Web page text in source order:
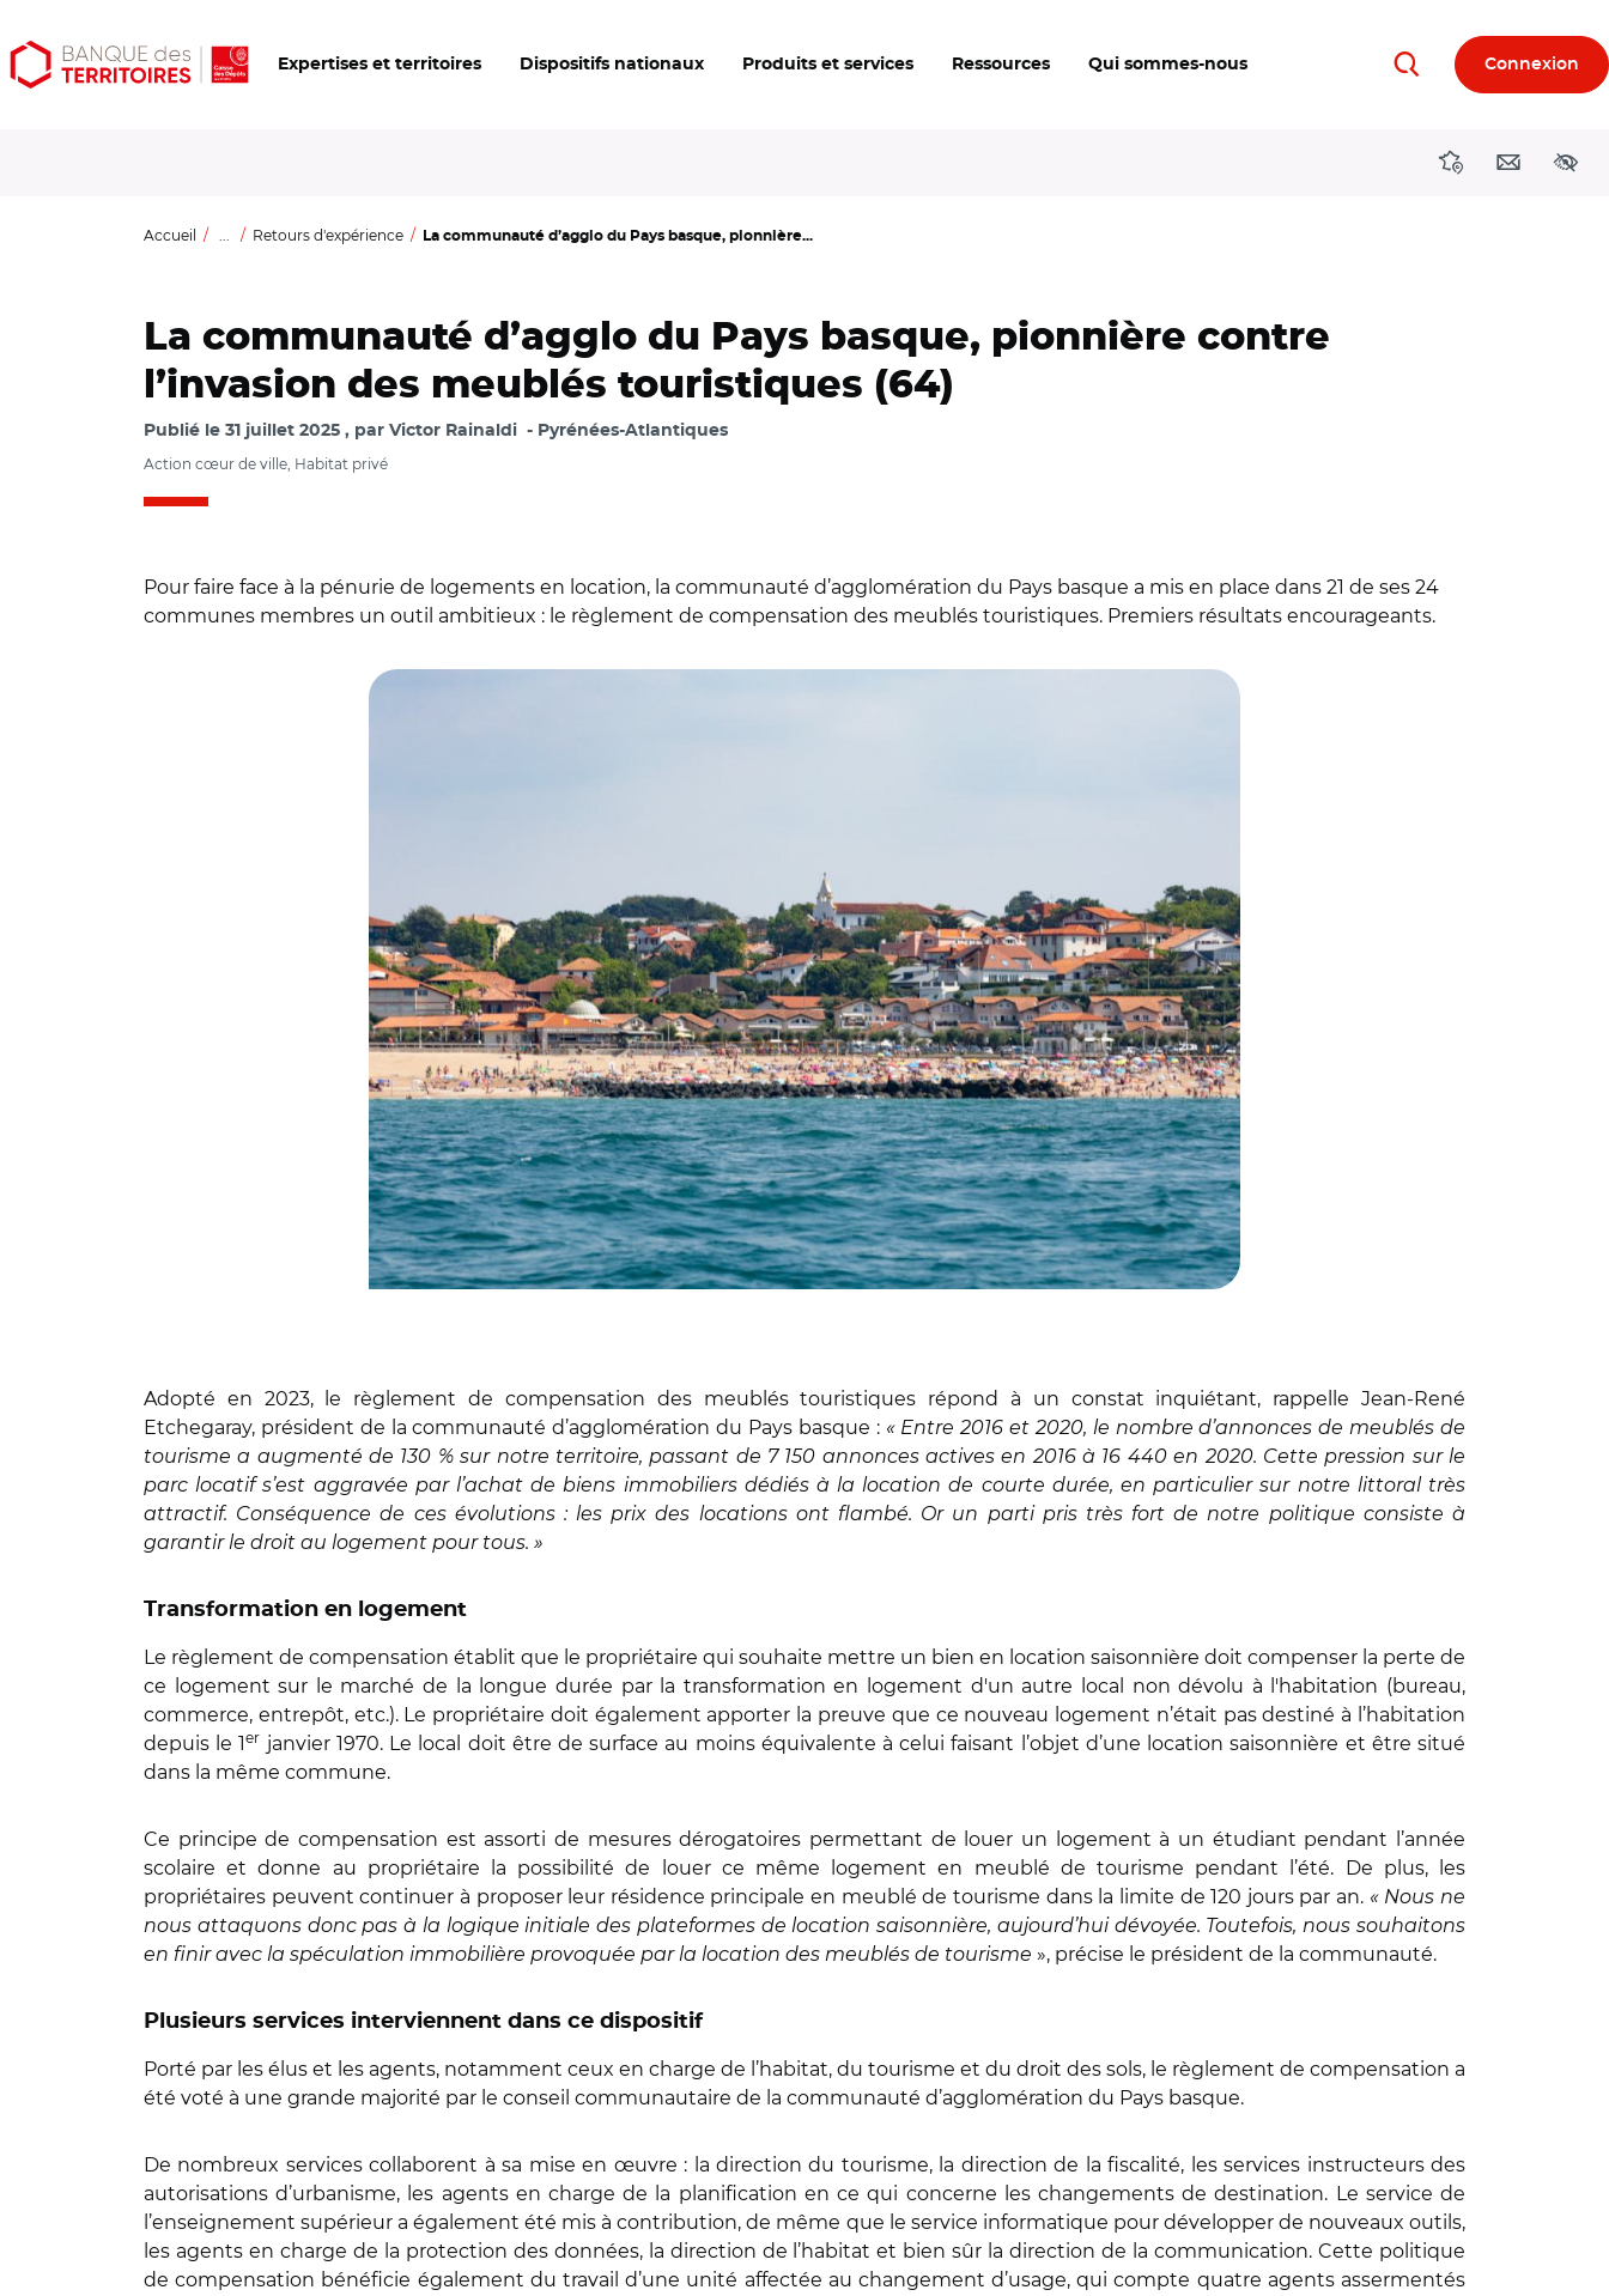
Aller
au
Aller
au
Ouvrir
les
Expertises et territoires Dispositifs nationaux Produits et services Ressources Qui sommes-nous RechercherConnexion
DirectionsContact
Accueil ... Retours d'expérience La communauté d’agglo du Pays basque, pionnière...
La communauté d’agglo du Pays basque, pionnière contre
l’invasion des meublés touristiques (64)
Publié le 31 juillet 2025 par Victor Rainaldi Pyrénées-Atlantiques
Action cœur de ville, Habitat privé
Pour faire face à la pénurie de logements en location, la communauté d’agglomération du Pays basque a mis en place dans 21 de ses 24
communes membres un outil ambitieux : le règlement de compensation des meublés touristiques. Premiers résultats encourageants.
Adopté en 2023, le règlement de compensation des meublés touristiques répond à un constat inquiétant, rappelle Jean-René
Etchegaray, président de la communauté d’agglomération du Pays basque : « Entre 2016 et 2020, le nombre d’annonces de meublés de
tourisme a augmenté de 130 % sur notre territoire, passant de 7 150 annonces actives en 2016 à 16 440 en 2020. Cette pression sur le
parc locatif s’est aggravée par l’achat de biens immobiliers dédiés à la location de courte durée, en particulier sur notre littoral très
attractif. Conséquence de ces évolutions : les prix des locations ont flambé. Or un parti pris très fort de notre politique consiste à
garantir le droit au logement pour tous. »
Transformation en logement
Le règlement de compensation établit que le propriétaire qui souhaite mettre un bien en location saisonnière doit compenser la perte de
ce logement sur le marché de la longue durée par la transformation en logement d'un autre local non dévolu à l'habitation (bureau,
commerce, entrepôt, etc.). Le propriétaire doit également apporter la preuve que ce nouveau logement n’était pas destiné à l’habitation
depuis le 1er janvier 1970. Le local doit être de surface au moins équivalente à celui faisant l’objet d’une location saisonnière et être situé
dans la même commune.
Ce principe de compensation est assorti de mesures dérogatoires permettant de louer un logement à un étudiant pendant l’année
scolaire et donne au propriétaire la possibilité de louer ce même logement en meublé de tourisme pendant l’été. De plus, les
propriétaires peuvent continuer à proposer leur résidence principale en meublé de tourisme dans la limite de 120 jours par an. « Nous ne
nous attaquons donc pas à la logique initiale des plateformes de location saisonnière, aujourd’hui dévoyée. Toutefois, nous souhaitons
en finir avec la spéculation immobilière provoquée par la location des meublés de tourisme », précise le président de la communauté.
Plusieurs services interviennent dans ce dispositif
Porté par les élus et les agents, notamment ceux en charge de l’habitat, du tourisme et du droit des sols, le règlement de compensation a
été voté à une grande majorité par le conseil communautaire de la communauté d’agglomération du Pays basque.
De nombreux services collaborent à sa mise en œuvre : la direction du tourisme, la direction de la fiscalité, les services instructeurs des
autorisations d’urbanisme, les agents en charge de la planification en ce qui concerne les changements de destination. Le service de
l’enseignement supérieur a également été mis à contribution, de même que le service informatique pour développer de nouveaux outils,
les agents en charge de la protection des données, la direction de l’habitat et bien sûr la direction de la communication. Cette politique
de compensation bénéficie également du travail d’une unité affectée au changement d’usage, qui compte quatre agents assermentés